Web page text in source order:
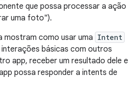
que possa processar a ação
uma foto").
mostram como usar uma Intent
interações básicas com outros
app, receber um resultado dele e
possa responder a intents de